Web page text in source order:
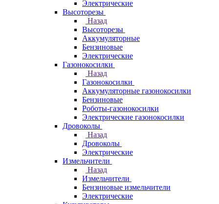
Электрические
Высоторезы
Назад
Высоторезы
Аккумуляторные
Бензиновые
Электрические
Газонокосилки
Назад
Газонокосилки
Аккумуляторные газонокосилки
Бензиновые
Роботы-газонокосилки
Электрические газонокосилки
Дровоколы
Назад
Дровоколы
Электрические
Измельчители
Назад
Измельчители
Бензиновые измельчители
Электрические